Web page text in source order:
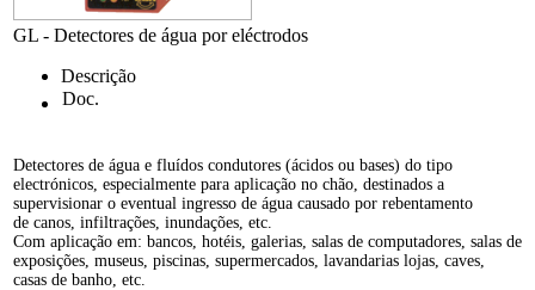
GL - Detectores de água por eléctrodos
Descrição
Doc.
Detectores de água e fluídos condutores (ácidos ou bases) do tipo
electrónicos, especialmente para aplicação no chão, destinados a
supervisionar o eventual ingresso de água causado por rebentamento
de canos, infiltrações, inundações, etc.
Com aplicação em: bancos, hotéis, galerias, salas de computadores, salas de
exposições, museus, piscinas, supermercados, lavandarias lojas, caves,
casas de banho, etc.